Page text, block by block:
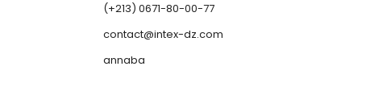
(+213) 0671-80-00-77
contact@intex-dz.com
annaba